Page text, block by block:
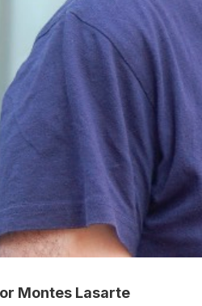
Montes Lasarte